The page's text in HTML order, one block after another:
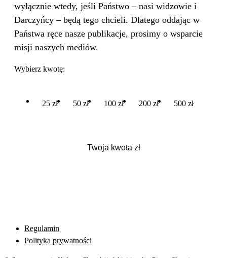
wyłącznie wtedy, jeśli Państwo – nasi widzowie i
Darczyńcy – będą tego chcieli. Dlatego oddając w
Państwa ręce nasze publikacje, prosimy o wsparcie
misji naszych mediów.
Wybierz kwotę:
25 zł 50 zł 100 zł 200 zł 500 zł
Regulamin
Polityka prywatności